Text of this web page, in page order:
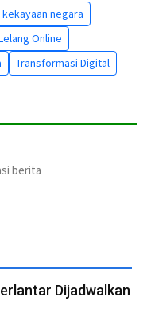
kekayaan negara
Online
Transformasi Digital
berita
Dijadwalkan